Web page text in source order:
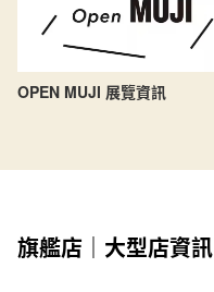
OPEN MUJI 展覽資訊
旗艦店｜大型店資訊